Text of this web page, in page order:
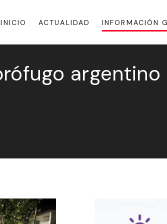
INICIO ACTUALIDAD INFORMACIÓN